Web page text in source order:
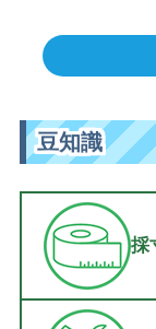
豆知識
採